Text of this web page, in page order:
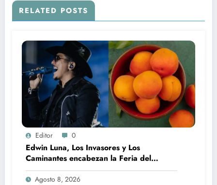
RELATED POSTS
Editor 0
Edwin Luna, Los Invasores y Los
Caminantes encabezan la Feria del
Durazno en Tetela de Ocampo
Agosto 8, 2026